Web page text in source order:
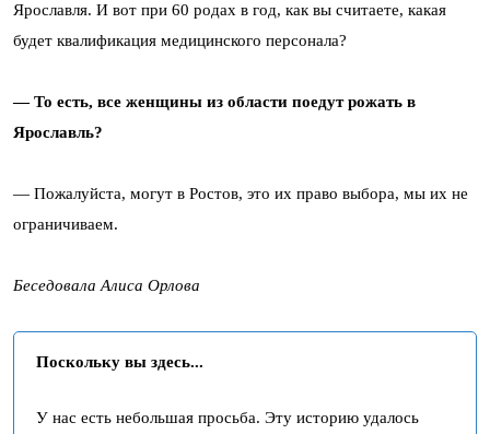
Ярославля. И вот при 60 родах в год, как вы считаете, какая
будет квалификация медицинского персонала?
— То есть, все женщины из области поедут рожать в
Ярославль?
— Пожалуйста, могут в Ростов, это их право выбора, мы их не
ограничиваем.
Беседовала Алиса Орлова
Поскольку вы здесь...
У нас есть небольшая просьба. Эту историю удалось